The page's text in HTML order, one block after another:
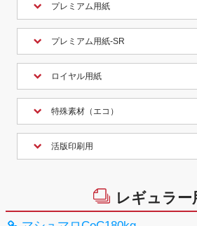
プレミアム用紙
プレミアム用紙-SR
ロイヤル用紙
特殊素材（エコ）
活版印刷用
レギュラー